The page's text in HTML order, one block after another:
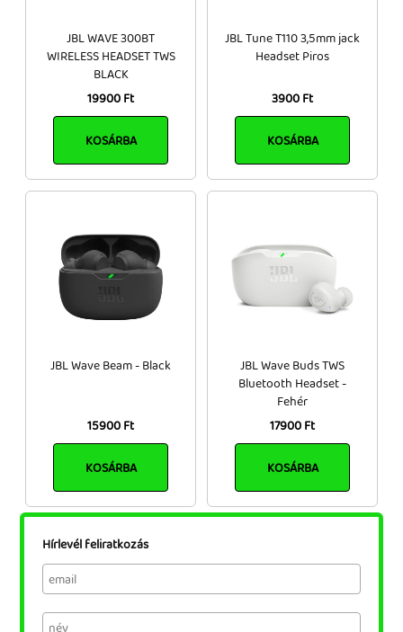
JBL WAVE 300BT
WIRELESS HEADSET TWS
BLACK
19900 Ft
KOSÁRBA
JBL Tune T110 3,5mm jack
Headset Piros
3900 Ft
KOSÁRBA
JBL Wave Beam - Black
15900 Ft
KOSÁRBA
JBL Wave Buds TWS
Bluetooth Headset -
Fehér
17900 Ft
KOSÁRBA
Hírlevél feliratkozás